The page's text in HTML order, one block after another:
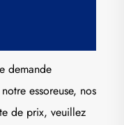
demande
essoreuse, nos
de prix, veuillez